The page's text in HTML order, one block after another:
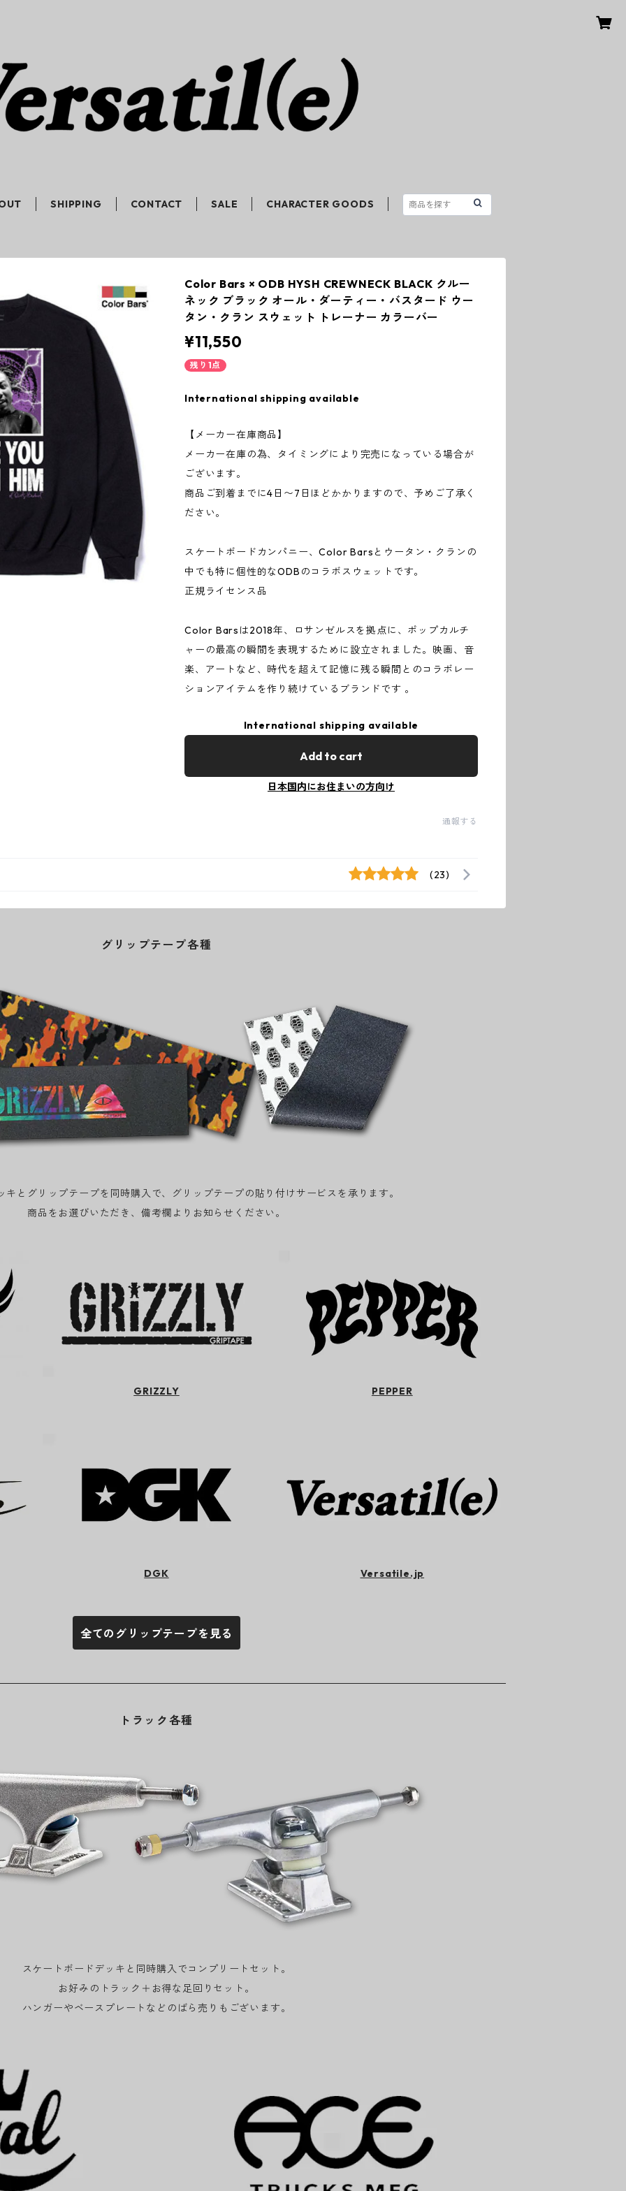
SHIPPING CONTACT SALE CHARACTER GOODS
Color Bars × ODB HYSH CREWNECK BLACK クルー
ネック ブラック オール・ダーティー・バスタード ウー
タン・クラン スウェット トレーナー カラーバー
¥11,550
残り1点
International shipping available
【メーカー在庫商品】
メーカー在庫の為、タイミングにより完売になっている場合が
ございます。
商品ご到着までに4日〜7日ほどかかりますので、予めご了承く
ださい。
スケートボードカンパニー、Color Barsとウータン・クランの
中でも特に個性的なODBのコラボスウェットです。
正規ライセンス品
Color Barsは2018年、ロサンゼルスを拠点に、ポップカルチ
ャーの最高の瞬間を表現するために設立されました。映画、音
楽、アートなど、時代を超えて記憶に残る瞬間とのコラボレー
ションアイテムを作り続けているブランドです 。
International shipping available
Add to cart
日本国内にお住まいの方向け
通報する
(23)
グリップテープ各種
キとグリップテープを同時購入で、グリップテープの貼り付けサービスを承ります。
商品をお選びいただき、備考欄よりお知らせください。
GRIZZLY PEPPER
DGK Versatile.jp
全てのグリップテープを見る
トラック各種
スケートボードデッキと同時購入でコンプリートセット。
お好みのトラック＋お得な足回りセット。
ハンガーやベースプレートなどのばら売りもございます。